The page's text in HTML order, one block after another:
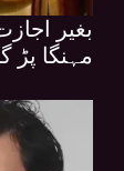
بغیر
مہنگا پڑ